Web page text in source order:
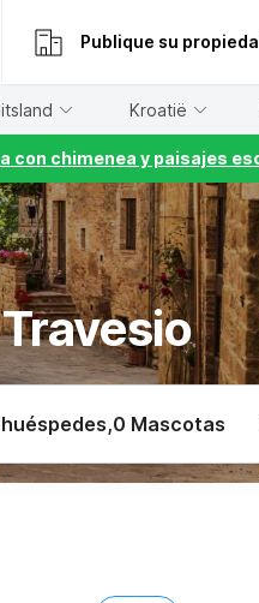
Publique su
Kroatië
con chimenea y paisajes
,0 Mascotas